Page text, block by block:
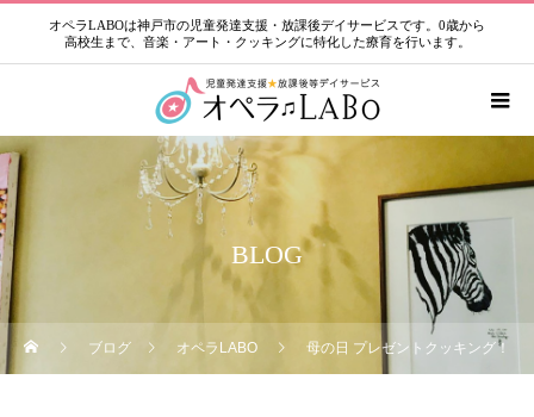
オペラLABOは神戸市の児童発達支援・放課後デイサービスです。0歳から
高校生まで、音楽・アート・クッキングに特化した療育を行います。
BLOG
ブログ オペラLABO 母の日 プレゼントクッキング！